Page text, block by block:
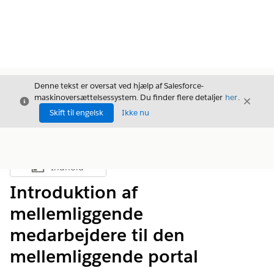
Luk
Denne tekst er oversat ved hjælp af Salesforce-
maskinoversættelsessystem. Du finder flere detaljer her.
Skift til engelsk
Ikke nu
Luk
Vis indholdsfortegnelse
Indhold
Introduktion af
mellemliggende
medarbejdere til den
mellemliggende portal